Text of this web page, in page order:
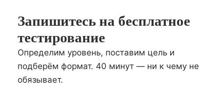
Запишитесь на бесплатное
тестирование
Определим уровень, поставим цель и
подберём формат. 40 минут — ни к чему не
обязывает.